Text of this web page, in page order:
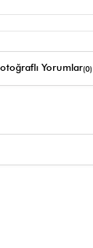
Yorumlar(0)